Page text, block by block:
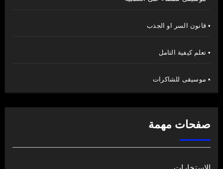
• قانون السر او الجذب
• تعلم كيفية التامل
• موسيقى للشاكرات
صفحات مهمة